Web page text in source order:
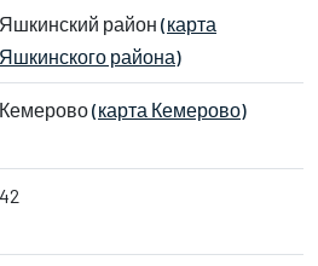
Яшкинский район (карта
Яшкинского района)
Кемерово(карта Кемерово)
42